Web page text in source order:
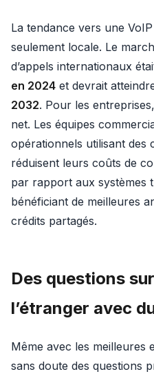
La tendance vers une
seulement locale. Le
d’appels internationaux
en 2024 et devrait
2032. Pour les
net. Les équipes
opérationnels utilisant des
réduisent leurs coûts de
par rapport aux systèmes
bénéficiant de meilleures
crédits partagés.
Des questions
l’étranger avec
Même avec les meilleures
sans doute des questions